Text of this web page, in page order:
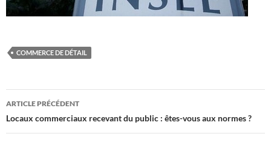
COMMERCE DE DÉTAIL
Navigation
des
articles
ARTICLE PRÉCÉDENT
Locaux commerciaux recevant du public : êtes-vous aux normes ?